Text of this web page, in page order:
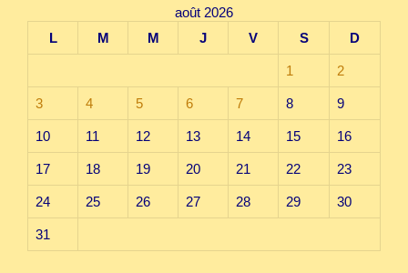
août 2026
L
M M J V S D
1 2
3 4 5 6 7 8 9
10 11 12 13 14 15 16
17 18 19 20 21 22 23
24 25 26 27 28 29 30
31